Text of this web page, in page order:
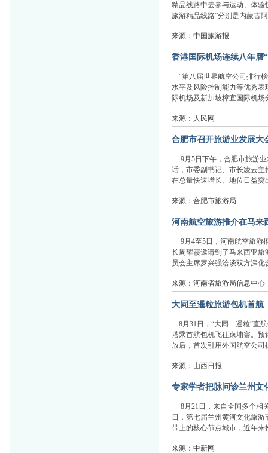
精品线路中去参与运动、体验
旅游精品线路”分别是内蒙古
来源：中国旅游报
香港国际机场连续八年膺
“第八届世界航空公司排行
水平及风险控制能力等优秀表
际机场及新加坡樟宜国际机
来源：人民网
合肥市召开旅游业发展大
9月5日下午，合肥市旅游业
话，市委副书记、市长凌云
在总量快速增长、地位日益
来源：合肥市旅游局
河南航空旅游推介在马来
9月4至5日，河南航空旅游
长周耀霞邀请到了马来西亚
员会主席罗兴强洽谈双方深
来源：河南省旅游局信息中心
大同至暹粒旅游包机首航
8月31日，“大同—暹粒”直航
搭乘首航包机飞往柬埔寨。
放后，首次引用外国航空公
来源：山西日报
专家学者把脉问诊兰州文
8月21日，来自全国多个相
日，第七届兰州黄河文化旅
带上的核心节点城市，近年
来源：中新网